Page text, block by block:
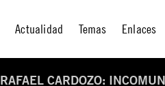
Actualidad Temas Enlaces
RAFAEL CARDOZO: